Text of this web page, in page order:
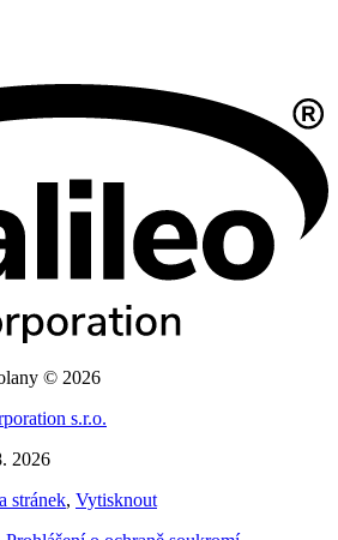
© 2026
s.r.o.
2026
stránek, Vytisknout